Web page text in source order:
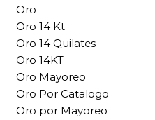
Oro
Oro 14 Kt
Oro 14 Quilates
Oro 14KT
Oro Mayoreo
Oro Por Catalogo
Oro por Mayoreo